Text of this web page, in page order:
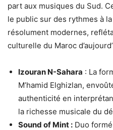
part aux musiques du Sud.
le public sur des rythmes à
résolument modernes,
culturelle du Maroc
Izouran N-Sahara : La
M’hamid Elghizlan,
authenticité en
la richesse musicale du
Sound of Mint : Duo f